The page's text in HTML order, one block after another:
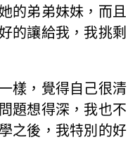
的弟弟妹妹，而且
的讓給我，我挑剩
樣，覺得自己很清
題想得深，我也不
之後，我特別的好